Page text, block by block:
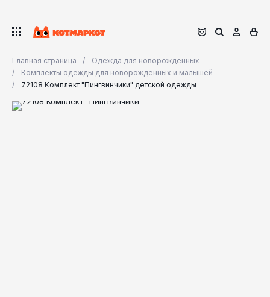
Главная страница
Одежда для новорождённых
Комплекты одежды для новорождённых и малышей
72108 Комплект "Пингвинчики" детской одежды